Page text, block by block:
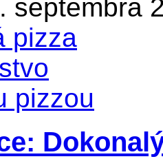
septembra